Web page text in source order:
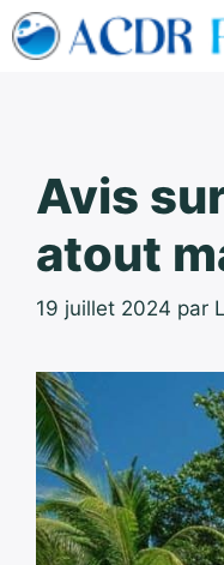
Aller
au
Avis
atout
19 juillet 2024 par